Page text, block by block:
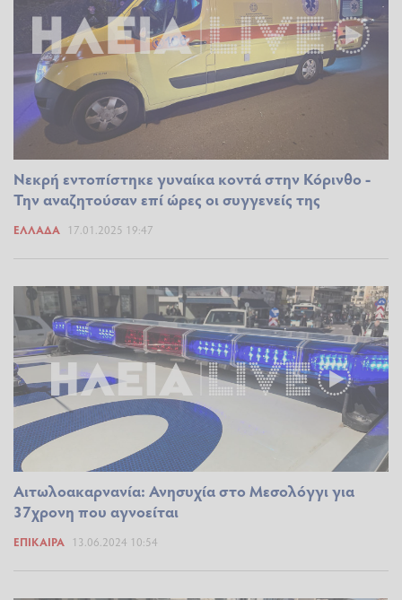
Νεκρή εντοπίστηκε γυναίκα κοντά στην Κόρινθο -
Την αναζητούσαν επί ώρες οι συγγενείς της
ΕΛΛΆΔΑ 17.01.2025 19:47
Αιτωλοακαρνανία: Ανησυχία στο Μεσολόγγι για
37χρονη που αγνοείται
ΕΠΊΚΑΙΡΑ 13.06.2024 10:54